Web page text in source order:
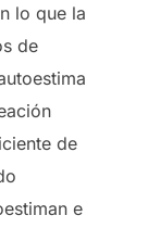
lo que la
de
de
e